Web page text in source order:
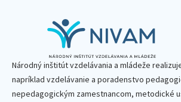
Národný inštitút vzdelávania a mládeže
napríklad vzdelávanie a poradenstvo
nepedagogickým zamestnancom, metodické